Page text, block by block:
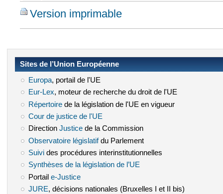
Version imprimable
Sites de l’Union Européenne
Europa(le lien est externe)
, portail de l'UE
Eur-Lex(le lien est externe)
, moteur de recherche du droit de l'UE
Répertoire(le lien est externe)
de la législation de l'UE en vigueur
Cour de justice de l'UE
Direction Justice(le lien est externe)
de la Commission
Observatoire législatif(le lien est externe)
du Parlement
Suivi(le lien est externe)
des procédures interinstitutionnelles
Synthèses de la législation de l’UE
Portail e-Justice(le lien est externe)
JURE(le lien est externe)
, décisions nationales (Bruxelles I et II bis)